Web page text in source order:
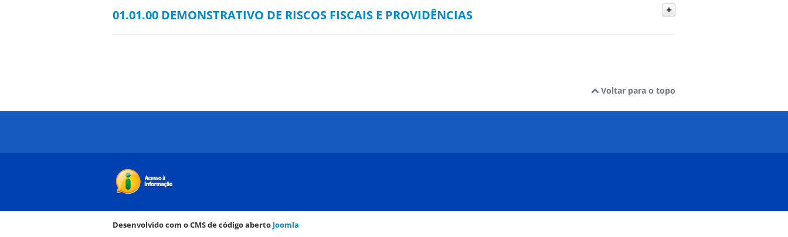
01.01.00 DEMONSTRATIVO DE RISCOS FISCAIS E PROVIDÊNCIAS
Voltar para o topo
Desenvolvido com o CMS de código aberto Joomla